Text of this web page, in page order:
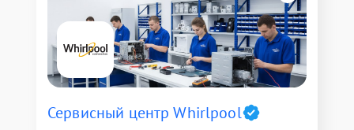
Сервисный центр Whirlpool